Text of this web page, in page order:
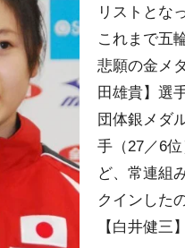
リストとな
これまで五
悲願の金メ
田雄貴】選
団体銀メダ
手（27／6
ど、常連組
クインした
【白井健三